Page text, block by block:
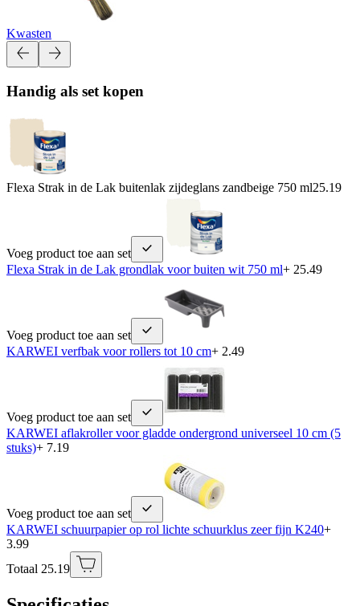
Kwasten
Handig als set kopen
Flexa Strak in de Lak buitenlak zijdeglans zandbeige 750 ml25.19
Voeg product toe aan set
Flexa Strak in de Lak grondlak voor buiten wit 750 ml+ 25.49
Voeg product toe aan set
KARWEI verfbak voor rollers tot 10 cm+ 2.49
Voeg product toe aan set
KARWEI aflakroller voor gladde ondergrond universeel 10 cm (5
stuks)+ 7.19
Voeg product toe aan set
KARWEI schuurpapier op rol lichte schuurklus zeer fijn K240+
3.99
Totaal 25.19